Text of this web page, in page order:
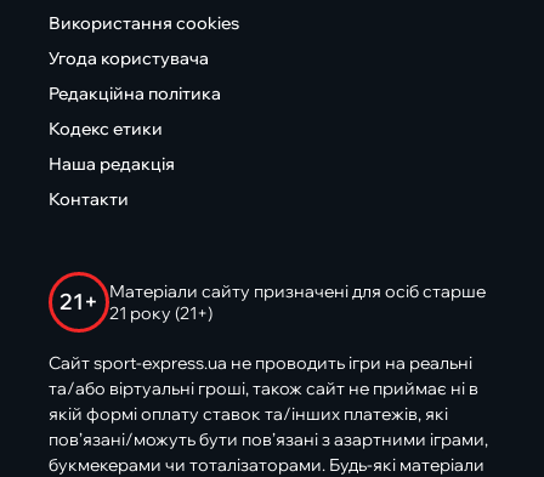
Використання cookies
Угода користувача
Редакційна політика
Кодекс етики
Наша редакція
Контакти
21+
Матеріали сайту призначені для осіб старше
21 року (21+)
Сайт sport-express.ua не проводить ігри на реальні
та/або віртуальні гроші, також сайт не приймає ні в
якій формі оплату ставок та/інших платежів, які
пов’язані/можуть бути пов’язані з азартними іграми,
букмекерами чи тоталізаторами. Будь-які матеріали